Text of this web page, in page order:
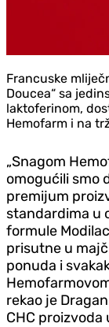
Francuske
Doucea“ sa
laktoferinom,
Hemofarm i na
„Snagom
omogućili smo
premijum
standardima u
formule
prisutne u
ponuda i
rekao je
CHC